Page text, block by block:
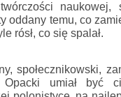
naukowej,
oddany temu, co
rósł, co się spalał.
społecznikowski,
umiał być